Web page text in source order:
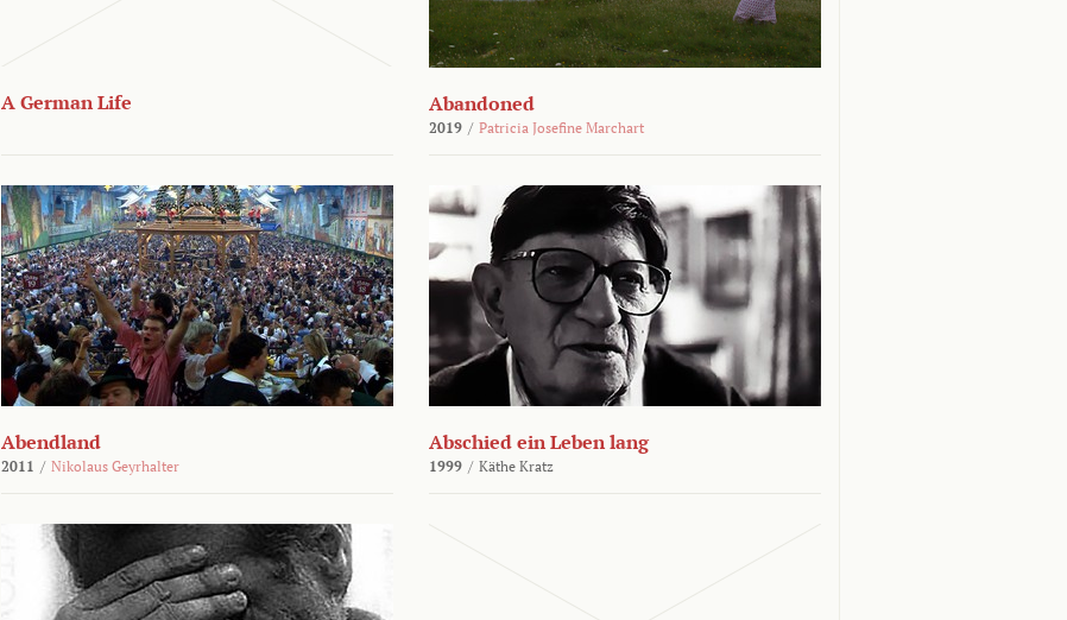
A German Life Abandoned
2019 / Patricia Josefine Marchart
Abendland
2011 / Nikolaus Geyrhalter
Abschied ein Leben lang
1999 / Käthe Kratz